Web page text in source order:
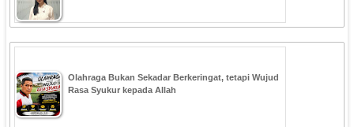
Olahraga Bukan Sekadar Berkeringat, tetapi Wujud
Rasa Syukur kepada Allah